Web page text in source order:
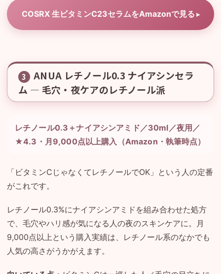
COSRX 生ビタミンC23セラムをAmazonで見る
3
ANUA レチノール0.3 ナイアシンセラ
ム — 毛穴・夜ケアのレチノール派
レチノール0.3＋ナイアシンアミド／30ml／夜用／
★4.3・月9,000点以上購入（Amazon・執筆時点）
「ビタミンCじゃなくてレチノールでOK」という人の定番
がこれです。
レチノール0.3%にナイアシンアミドを組み合わせた処方
で、毛穴やハリ感が気になる人の夜のスキンケアに。月
9,000点以上という購入実績は、レチノール系のなかでも
人気の高さがうかがえます。